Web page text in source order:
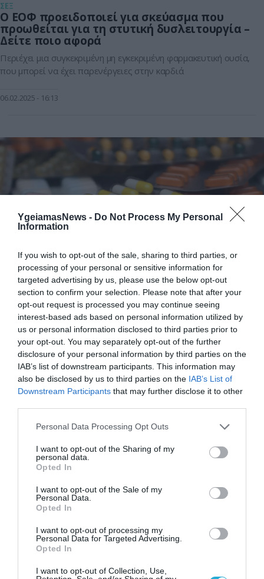
YgeiamasNews - Do Not Process My Personal
Information
If you wish to opt-out of the sale, sharing to third parties, or
processing of your personal or sensitive information for
targeted advertising by us, please use the below opt-out
section to confirm your selection. Please note that after your
opt-out request is processed you may continue seeing
interest-based ads based on personal information utilized by
us or personal information disclosed to third parties prior to
your opt-out. You may separately opt-out of the further
disclosure of your personal information by third parties on the
IAB’s list of downstream participants. This information may
also be disclosed by us to third parties on the IAB’s List of
Downstream Participants that may further disclose it to other
Please note that this website/app uses one or more Google
not limited to your visit or usage behaviour. You may click to
grant or deny consent to Google and its third-party tags to
use your data for below specified purposes in below Google
consent section.
Personal Data Processing Opt Outs
I want to opt-out of the Sharing of my
personal data.
Opted In
I want to opt-out of the Sale of my
Personal Data.
Opted In
I want to opt-out of processing my
Personal Data for Targeted Advertising.
Opted In
I want to opt-out of Collection, Use,
ΣΕΞ
Ο ΕΟΦ προειδοποιεί για σκεύασμα που
προωθείται για τη στυτική δυσλειτουργία –
Δείτε ποιο αφορά
Περιέχει μια συγκεκριμένη μη εγκεκριμένη φαρμακευτική ουσία,
που μπορεί να έχει παρενέργειες στην καρδιά
06.02.2025 16:13
ΔΙΑΤΡΟΦΗ
ΕΟΦ: Αυτά είναι τα 3 συμπληρώματα
διατροφής που περιέχουν επικίνδυνες ουσίες
Περιέχουν το συστατικό σιβουτραμίνη
26.08.2024 16:50
Ο ΕΟΦ προειδοποιεί για συμπλήρωμα
διατροφής για την αντιμετώπιση της
στυτικής δυσλειτουργίας – «Μην το
Περιέχει τις φαρμακευτικές ουσίες σιλδεναφίλη και